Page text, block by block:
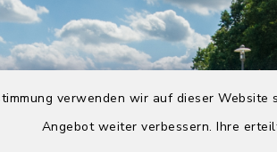
verwenden wir auf dieser
Angebot weiter verbessern. Ihre